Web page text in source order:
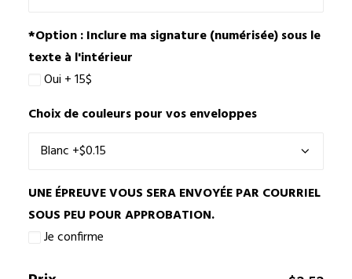
*Option : Inclure ma signature (numérisée) sous le
texte à l'intérieur
Oui + 15$
Choix de couleurs pour vos enveloppes
UNE ÉPREUVE VOUS SERA ENVOYÉE PAR COURRIEL
SOUS PEU POUR APPROBATION.
Je confirme